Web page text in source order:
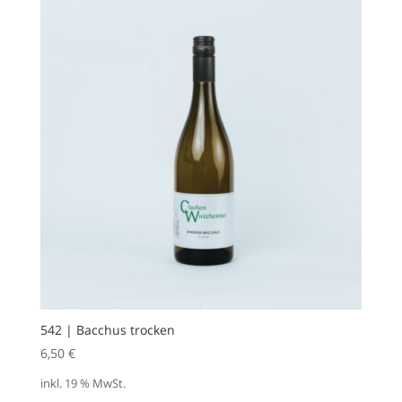
542 | Bacchus trocken
6,50 €
inkl. 19 % MwSt.